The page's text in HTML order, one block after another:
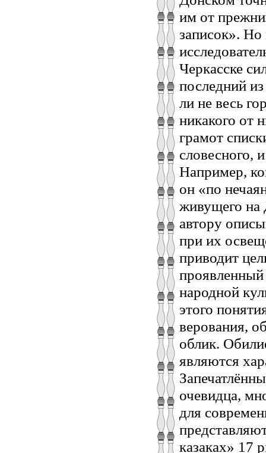
им от
записок». Но
Черкасске
последний
ли не весь
никакого от
грамот
словесного,
Например,
он «по
живущего на
автору
при их
приводит
проявленный
народной
этого
верования,
облик.
являются
очевидца,
для
казаках» 17